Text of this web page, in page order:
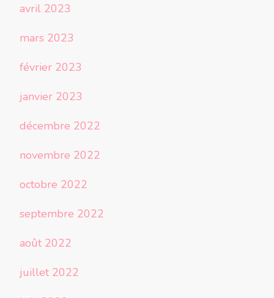
avril 2023
mars 2023
février 2023
janvier 2023
décembre 2022
novembre 2022
octobre 2022
septembre 2022
août 2022
juillet 2022